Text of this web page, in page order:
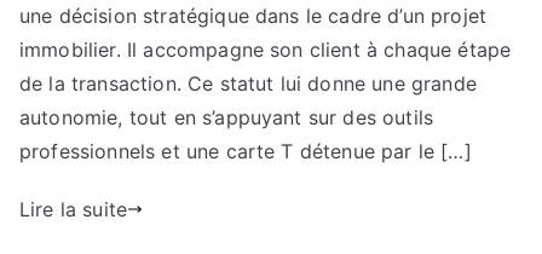
pourquoi
de
nombreux
vendeurs
font
appel
une décision stratégique dans le cadre d’un projet
immobilier. Il accompagne son client à chaque étape
de la transaction. Ce statut lui donne une grande
autonomie, tout en s’appuyant sur des outils
professionnels et une carte T détenue par le […]
Lire la suite